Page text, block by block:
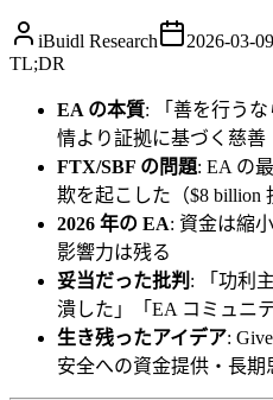
iBuidl Research 2026-03-09
TL;DR
EA の本質: 「善を行う
情より証拠に基づく慈善
FTX/SBF の問題: EA の
欺を起こした（$8 billion
2026 年の EA: 資金は縮
影響力は残る
妥当だった批判 : 「功利
潰した」「EA コミュニ
生き残ったアイデア:
安全への資金提供・長期